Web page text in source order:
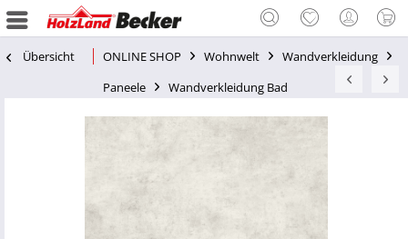
Übersicht ONLINE SHOP Wohnwelt
Wandverkleidung
Paneele
Wandverkleidung Bad